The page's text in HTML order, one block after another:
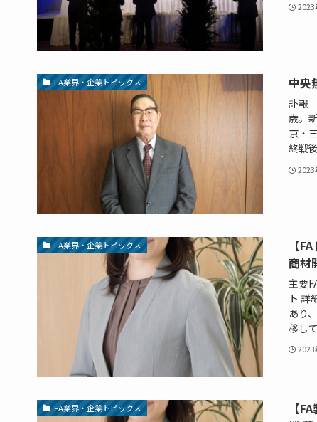
2023
FA業界・企業トピックス 中央
訃報
歳。
京・
終戦
2023
FA業界・企業トピックス
【
商材
主要
ト 詳
あり
移し
2023
FA業界・企業トピックス
【